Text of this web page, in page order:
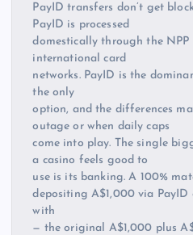
PayID transfers don’t get
PayID is processed
domestically through the
international card
networks. PayID is the
the only
option, and the differences
outage or when daily caps
come into play. The single
a casino feels good to
use is its banking. A 100%
depositing A$1,000 via
with
— the original A$1,000 plus